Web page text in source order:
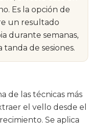
Es la opción de
un resultado
durante semanas,
de sesiones.
de las técnicas más
el vello desde el
Se aplica